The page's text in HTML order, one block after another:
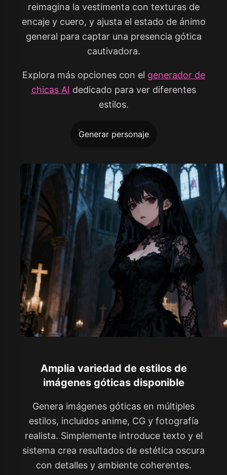
reimagina la vestimenta con texturas de
encaje y cuero, y ajusta el estado de ánimo
general para captar una presencia gótica
cautivadora.
Explora más opciones con el generador de
chicas AI dedicado para ver diferentes
estilos.
Generar personaje
Amplia variedad de estilos de
imágenes góticas disponible
Genera imágenes góticas en múltiples
estilos, incluidos anime, CG y fotografía
realista. Simplemente introduce texto y el
sistema crea resultados de estética oscura
con detalles y ambiente coherentes.